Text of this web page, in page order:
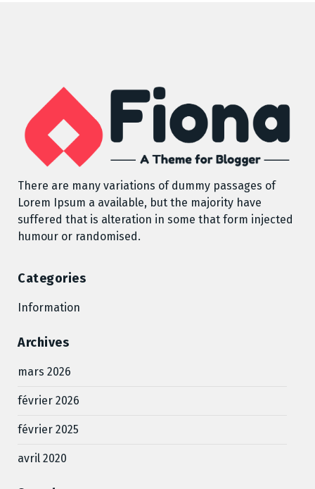
There are many variations of dummy passages of
Lorem Ipsum a available, but the majority have
suffered that is alteration in some that form injected
humour or randomised.
Categories
Information
Archives
mars 2026
février 2026
février 2025
avril 2020